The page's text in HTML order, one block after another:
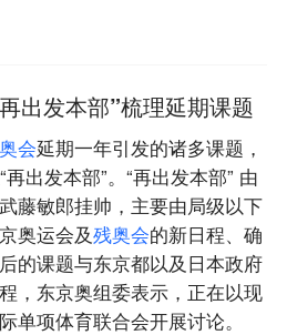
出发本部”梳理延期课题
会延期一年引发的诸多课题，
出发本部”。“再出发本部” 由
藤敏郎挂帅，主要由局级以下
奥运会及残奥会的新日程、确
的课题与东京都以及日本政府
，东京奥组委表示，正在以现
单项体育联合会开展讨论。